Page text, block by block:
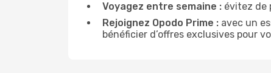
Voyagez entre semaine : évitez de
Rejoignez Opodo Prime : avec un
bénéficier d’offres exclusives pour